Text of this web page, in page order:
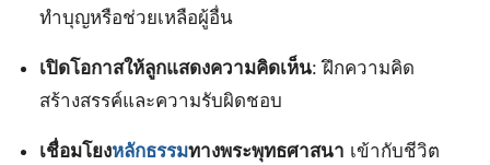
ทำบุญหรือช่วยเหลือผู้อื่น
เปิดโอกาสให้ลูกแสดงความคิดเห็น: ฝึกความคิด
สร้างสรรค์และความรับผิดชอบ
เชื่อมโยงหลักธรรมทางพระพุทธศาสนา เข้ากับชีวิต